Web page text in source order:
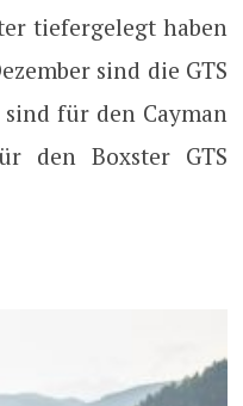
tiefergelegt haben
sind die GTS
für den Cayman
den Boxster GTS